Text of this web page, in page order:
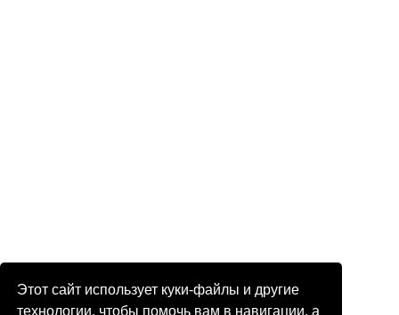
Этот сайт использует куки-файлы и другие
технологии, чтобы помочь вам в навигации, а